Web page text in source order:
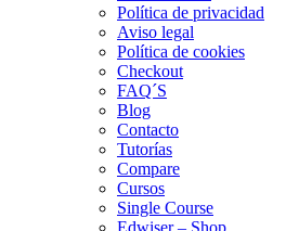
Política de privacidad
Aviso legal
Política de cookies
Checkout
FAQ´S
Blog
Contacto
Tutorías
Compare
Cursos
Single Course
Edwiser – Shop